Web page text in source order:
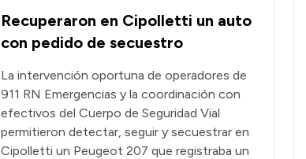
Recuperaron en Cipolletti un auto
con pedido de secuestro
La intervención oportuna de operadores de
911 RN Emergencias y la coordinación con
efectivos del Cuerpo de Seguridad Vial
permitieron detectar, seguir y secuestrar en
Cipolletti un Peugeot 207 que registraba un